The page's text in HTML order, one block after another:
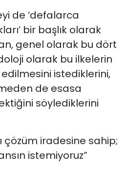
de ‘defalarca
bir başlık olarak
genel olarak bu dört
olarak bu ilkelerin
istediklerini,
de esasa
söylediklerini
çözüm iradesine sahip;
istemiyoruz”